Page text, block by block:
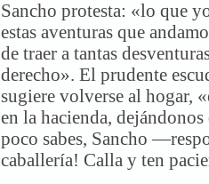
Sancho protesta: «lo que
estas aventuras que
de traer a tantas
derecho». El prudente
sugiere volverse al hogar,
en la hacienda, dejándonos
poco sabes, Sancho
caballería! Calla y ten